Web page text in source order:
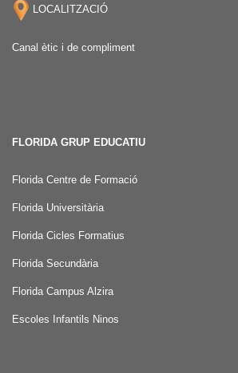
LOCALITZACIÓ
Canal ètic i de compliment
FLORIDA GRUP EDUCATIU
Florida Centre de Formació
Florida Universitària
Florida Cicles Formatius
Florida Secundària
Florida Campus Alzira
Escoles Infantils Ninos